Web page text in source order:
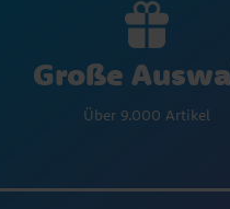
Große
Über 9.000 Artikel